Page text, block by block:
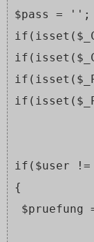
$pass = '';
if($user
{
$pruefung